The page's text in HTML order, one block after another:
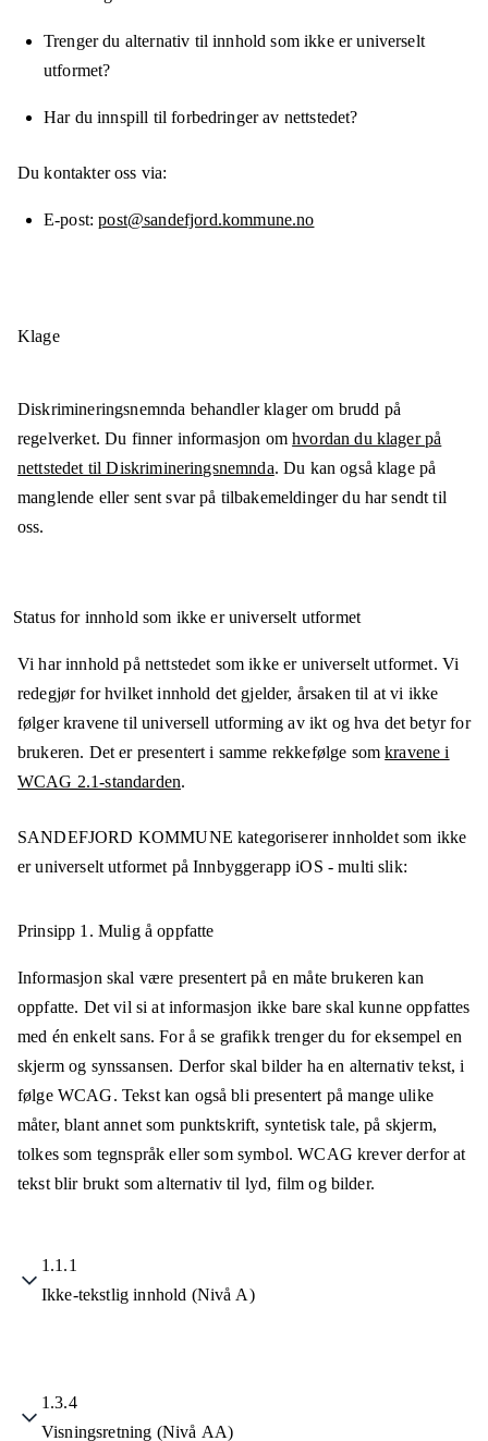
Trenger du alternativ til innhold som ikke er universelt
utformet?
Har du innspill til forbedringer av nettstedet?
Du kontakter oss via:
E-post post@sandefjord.kommune.no
Klage
Diskrimineringsnemnda behandler klager om brudd på
regelverket. Du finner informasjon omhvordan du klager på
nettstedet til Diskrimineringsnemnda. Du kan også klage på
manglende eller sent svar på tilbakemeldinger du har sendt til
oss.
Status for innhold som ikke er universelt utformet
Vi har innhold på nettstedet som ikke er universelt utformet. Vi
redegjør for hvilket innhold det gjelder, årsaken til at vi ikke
følger kravene til universell utforming av ikt og hva det betyr for
brukeren. Det er presentert i samme rekkefølge somkravene i
WCAG 2.1-standarden.
SANDEFJORD KOMMUNE kategoriserer innholdet som ikke
er universelt utformet påInnbyggerapp iOS - multi slik:
Prinsipp 1. Mulig å oppfatte
Informasjon skal være presentert på en måte brukeren kan
oppfatte. Det vil si at informasjon ikke bare skal kunne oppfattes
med én enkelt sans. For å se grafikk trenger du for eksempel en
skjerm og synssansen. Derfor skal bilder ha en alternativ tekst, i
følge WCAG. Tekst kan også bli presentert på mange ulike
måter, blant annet som punktskrift, syntetisk tale, på skjerm,
tolkes som tegnspråk eller som symbol. WCAG krever derfor at
tekst blir brukt som alternativ til lyd, film og bilder.
1.1.1
Ikke-tekstlig innhold (Nivå A)
1.3.4
Visningsretning (Nivå AA)